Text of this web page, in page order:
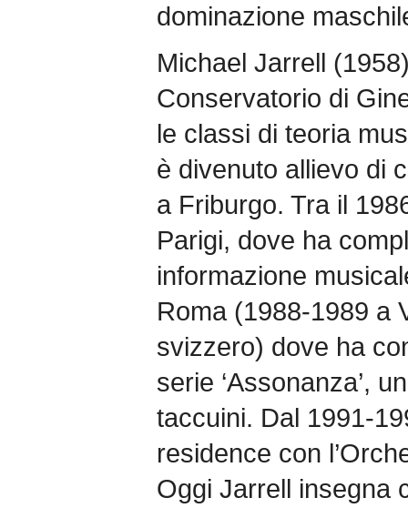
dominazione
Michael Jarrell
Conservatorio di
le classi di teoria
è divenuto allievo di
a Friburgo. Tra il
Parigi, dove ha
informazione
Roma (1988-1989 a
svizzero) dove ha
serie ‘Assonanza’,
taccuini. Dal 1991-
residence con
Oggi Jarrell insegna